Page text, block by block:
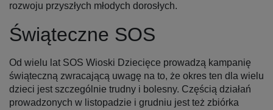
rozwoju przyszłych młodych dorosłych.
Świąteczne SOS
Od wielu lat SOS Wioski Dziecięce prowadzą kampanię
świąteczną zwracającą uwagę na to, że okres ten dla wielu
dzieci jest szczególnie trudny i bolesny. Częścią działań
prowadzonych w listopadzie i grudniu jest też zbiórka